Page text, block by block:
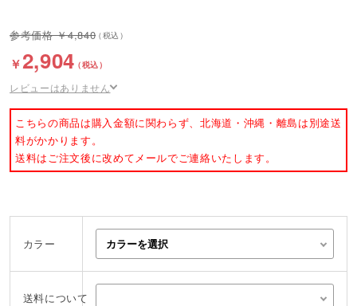
4,840
2,904
レビューはありません
こちらの商品は購入金額に関わらず、北海道・沖縄・離島は別途送
料がかかります。
送料はご注文後に改めてメールでご連絡いたします。
カラー
送料について